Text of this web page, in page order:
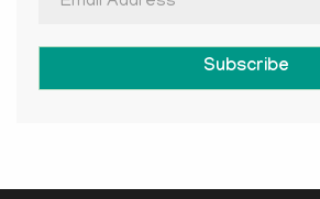
Subscribe